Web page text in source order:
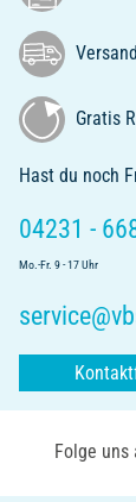
Gratis
Hast du noch
04231 -
Mo.-Fr. 9 - 17 Uhr
Folge uns